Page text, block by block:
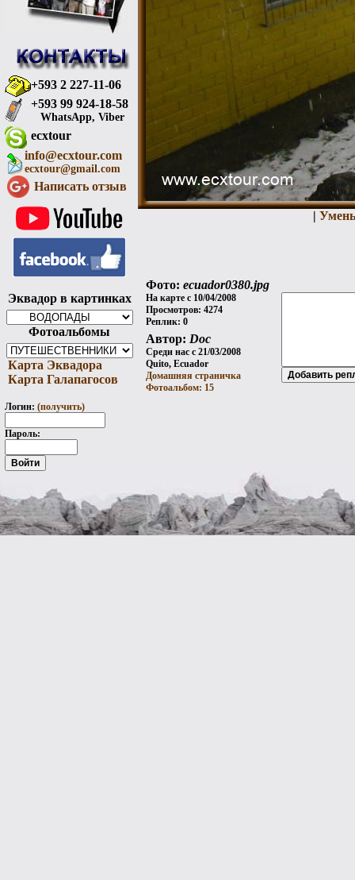
+593 2 227-11-06
+593 99 924-18-58
WhatsApp, Viber
ecxtour
info@ecxtour.com
ecxtour@gmail.com
Написать отзыв
Эквадор в картинках
Фотоальбомы
Карта Эквадора
Карта Галапагосов
Логин: (получить)
Пароль:
|
Фото: ecuador0380.jpg
На карте с 10/04/2008
Просмотров: 4274
Реплик: 0
Автор: Doc
Среди нас с 21/03/2008
Quito, Ecuador
Домашняя страничка
Фотоальбом: 15